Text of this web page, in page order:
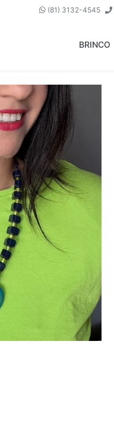
(81) 3132-4545
BRINCO